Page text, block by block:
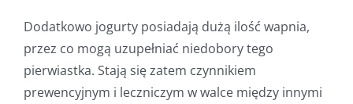
Dodatkowo jogurty posiadają dużą ilość wapnia,
przez co mogą uzupełniać niedobory tego
pierwiastka. Stają się zatem czynnikiem
prewencyjnym i leczniczym w walce między innymi